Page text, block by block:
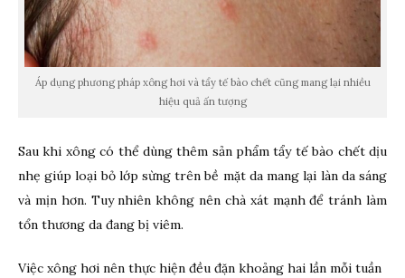
Áp dụng phương pháp xông hơi và tẩy tế bào chết cũng mang lại nhiều
hiệu quả ấn tượng
Sau khi xông có thể dùng thêm sản phẩm tẩy tế bào chết dịu
nhẹ giúp loại bỏ lớp sừng trên bề mặt da mang lại làn da sáng
và mịn hơn. Tuy nhiên không nên chà xát mạnh để tránh làm
tổn thương da đang bị viêm.
Việc xông hơi nên thực hiện đều đặn khoảng hai lần mỗi tuần